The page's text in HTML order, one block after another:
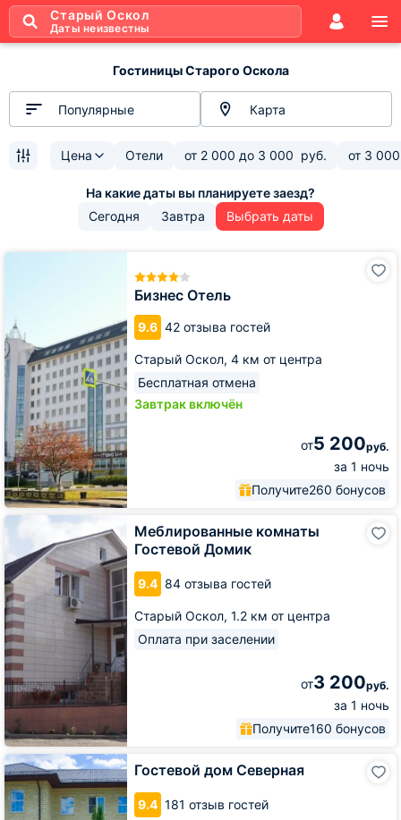
Старый Оскол
Даты неизвестны
Гостиницы Старого Оскола
Популярные Карта
Цена Отели от 2 000 до 3 000 руб. от 3 000
Сегодня Завтра Выбрать даты
Бизнес Отель
9.6 42 отзыва гостей
Старый Оскол, 4 км от центра
Бесплатная отмена
Завтрак включён
от5 200руб.
за 1 ночь
Получите260 бонусов
Бизнес
Меблированные комнаты
Гостевой Домик
9.4 84 отзыва гостей
Старый Оскол, 1.2 км от центра
Оплата при заселении
от3 200руб.
за 1 ночь
Получите160 бонусов
Меблированные
Гостевой
Домик
Гостевой дом Северная
9.4 181 отзыв гостей
Гостевой
дом
Северная